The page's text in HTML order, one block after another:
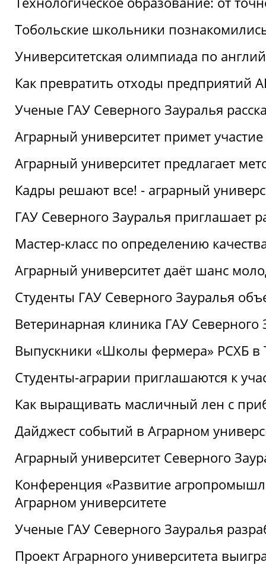
Тобольские школьники
Университетская олимпиада по
Как превратить отходы предприятий
Ученые ГАУ Северного Зауралья
Аграрный университет примет
Аграрный университет предлагает
Кадры решают все! - аграрный
ГАУ Северного Зауралья приглашает
Мастер-класс по определению
Аграрный университет даёт шанс
Студенты ГАУ Северного Зауралья
Ветеринарная клиника ГАУ Северного
Выпускники «Школы фермера» РСХБ
Студенты-аграрии приглашаются к
Как выращивать масличный лен с
Дайджест событий в Аграрном
Аграрный университет Северного
Конференция «Развитие
Аграрном университете
Ученые ГАУ Северного Зауралья
Проект Аграрного университета